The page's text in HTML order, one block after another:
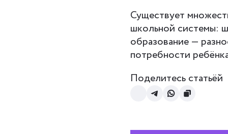
Существует
школьной системы:
образование —
потребности
Поделитесь статьёй